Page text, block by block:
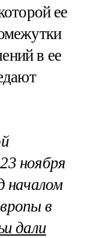
ее
в ее
ноября
началом
в
дали